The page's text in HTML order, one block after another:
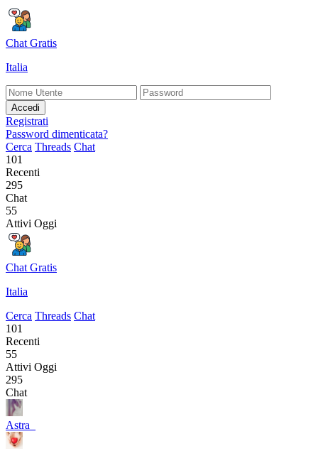
Chat Gratis
Italia
Accedi
Registrati
Password dimenticata?
Cerca Threads Chat
101
Recenti
295
Chat
55
Attivi Oggi
Chat Gratis
Italia
Cerca Threads Chat
101
Recenti
55
Attivi Oggi
295
Chat
Astra_